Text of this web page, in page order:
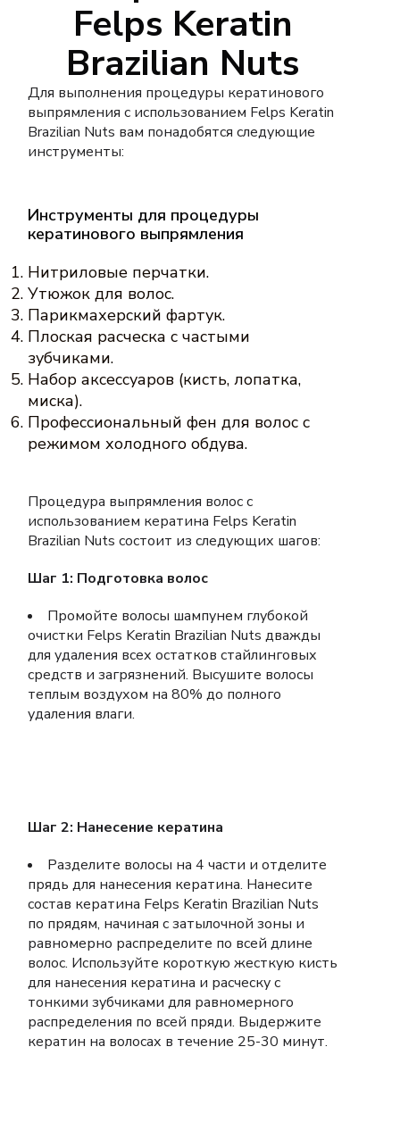
Felps Keratin
Brazilian Nuts
Для выполнения процедуры кератинового
выпрямления с использованием Felps Keratin
Brazilian Nuts вам понадобятся следующие
инструменты:
Инструменты для процедуры
кератинового выпрямления
Нитриловые перчатки.
Утюжок для волос.
Парикмахерский фартук.
Плоская расческа с частыми
зубчиками.
Набор аксессуаров (кисть, лопатка,
миска).
Профессиональный фен для волос с
режимом холодного обдува.
Процедура выпрямления волос с
использованием кератина Felps Keratin
Brazilian Nuts состоит из следующих шагов:
Шаг 1: Подготовка волос
Промойте волосы шампунем глубокой
очистки Felps Keratin Brazilian Nuts дважды
для удаления всех остатков стайлинговых
средств и загрязнений. Высушите волосы
теплым воздухом на 80% до полного
удаления влаги.
Шаг 2: Нанесение кератина
Разделите волосы на 4 части и отделите
прядь для нанесения кератина. Нанесите
состав кератина Felps Keratin Brazilian Nuts
по прядям, начиная с затылочной зоны и
равномерно распределите по всей длине
волос. Используйте короткую жесткую кисть
для нанесения кератина и расческу с
тонкими зубчиками для равномерного
распределения по всей пряди. Выдержите
кератин на волосах в течение 25-30 минут.